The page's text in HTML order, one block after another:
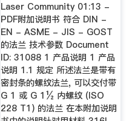
Laser Community 01:13 -
PDF附加说明书 符合 DIN -
EN - ASME - JIS - GOST
的法兰 技术参数 Document
ID: 31088 1 产品说明 1 产品
说明 1.1 规定 所述法兰是带有
密封条的螺纹法兰, 可以交付带
G 1 或 G 1½ 内螺纹 (ISO
228 T1) 的法兰 在本附加说明